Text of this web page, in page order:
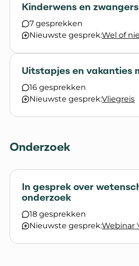
Kinderwens en
7 gesprekken
Nieuwste gesprek:
Uitstapjes en vakanties
16 gesprekken
Nieuwste gesprek:Vliegreis
Onderzoek
In gesprek over
onderzoek
18 gesprekken
Nieuwste gesprek: